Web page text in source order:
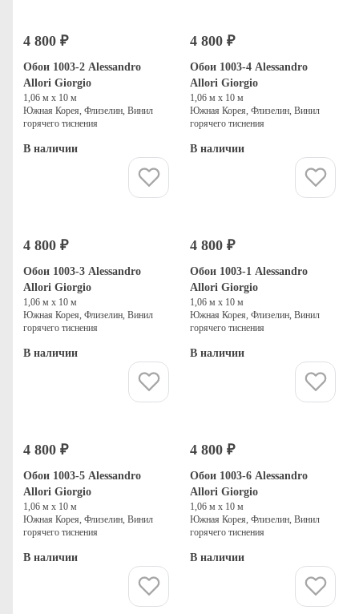
4 800 ₽
Обои 1003-2 Alessandro
Allori Giorgio
1,06 м х 10 м
Южная Корея, Флизелин, Винил
горячего тиснения
В наличии
4 800 ₽
Обои 1003-4 Alessandro
Allori Giorgio
1,06 м х 10 м
Южная Корея, Флизелин, Винил
горячего тиснения
В наличии
4 800 ₽
Обои 1003-3 Alessandro
Allori Giorgio
1,06 м х 10 м
Южная Корея, Флизелин, Винил
горячего тиснения
В наличии
4 800 ₽
Обои 1003-1 Alessandro
Allori Giorgio
1,06 м х 10 м
Южная Корея, Флизелин, Винил
горячего тиснения
В наличии
4 800 ₽
Обои 1003-5 Alessandro
Allori Giorgio
1,06 м х 10 м
Южная Корея, Флизелин, Винил
горячего тиснения
В наличии
4 800 ₽
Обои 1003-6 Alessandro
Allori Giorgio
1,06 м х 10 м
Южная Корея, Флизелин, Винил
горячего тиснения
В наличии